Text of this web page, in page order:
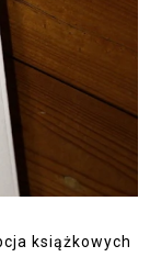
książkowych